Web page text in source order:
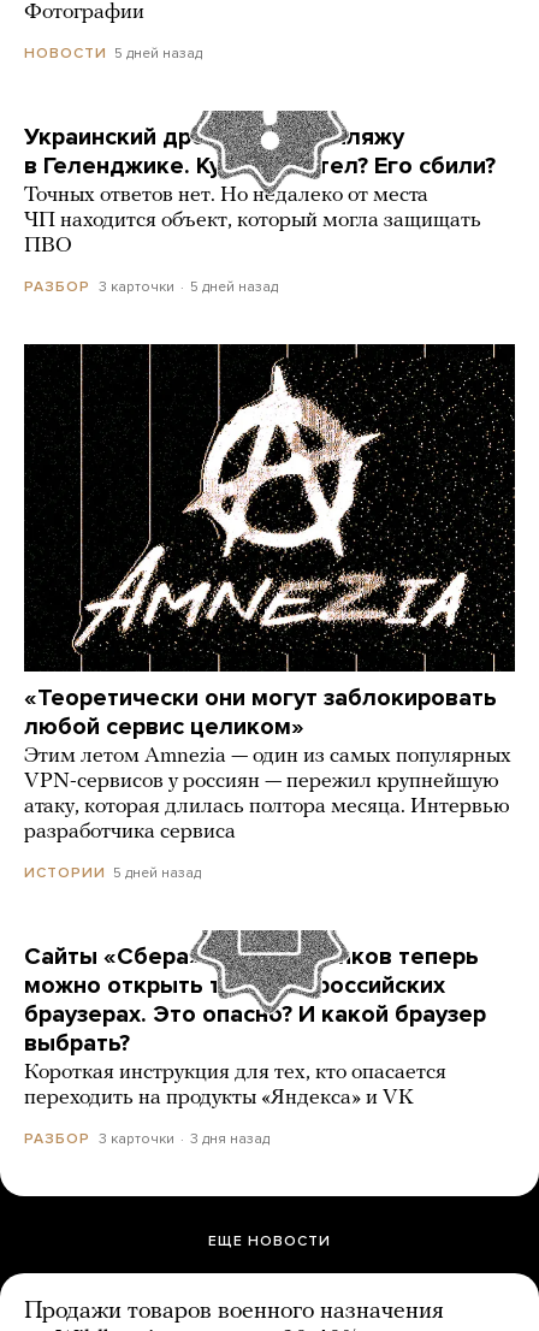
Фотографии
НОВОСТИ 5 дней назад
Украинский дрон попал по пляжу
в Геленджике. Куда он летел? Его сбили?
Точных ответов нет. Но недалеко от места
ЧП находится объект, который могла защищать
ПВО
РАЗБОР 3 карточки 5 дней назад
«Теоретически они могут заблокировать
любой сервис целиком»
Этим летом Amnezia — один из самых популярных
VPN-сервисов у россиян — пережил крупнейшую
атаку, которая длилась полтора месяца. Интервью
разработчика сервиса
ИСТОРИИ 5 дней назад
Сайты «Сбера» и других банков теперь
можно открыть только в российских
браузерах. Это опасно? И какой браузер
выбрать?
Короткая инструкция для тех, кто опасается
переходить на продукты «Яндекса» и VK
РАЗБОР 3 карточки 3 дня назад
ЕЩЕ НОВОСТИ
Продажи товаров военного назначения